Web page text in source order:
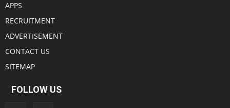
APPS
RECRUITMENT
ADVERTISEMENT
CONTACT US
SITEMAP
FOLLOW US